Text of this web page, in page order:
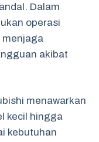
Dalam
operasi
menjaga
akibat
menawarkan
kecil hingga
kebutuhan